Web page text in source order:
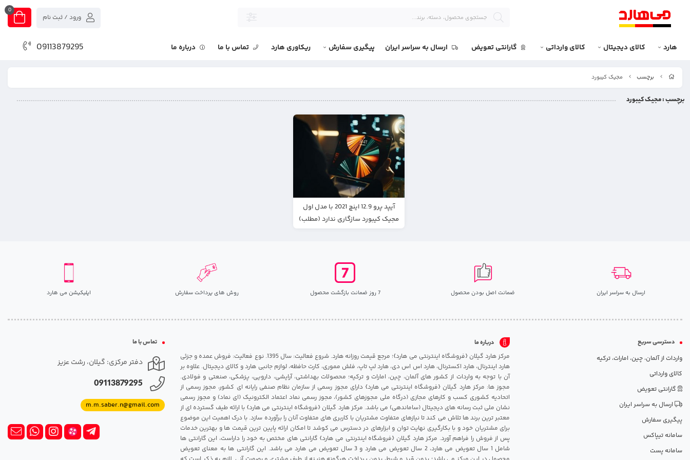
0
ورود / ثبت نام
هارد کالای دیجیتال کالای وارداتی گارانتی تعویض ارسال به سراسر ایران پیگیری سفارش ریکاوری هارد تماس با ما درباره ما 09113879295
برچسب مجیک کیبورد
برچسب: مجیک کیبورد
آیپد پرو 12.9 اینچ 2021 با مدل اول
مجیک کیبورد سازگاری ندارد (مطلب)
ارسال به سراسر ایران ضمانت اصل بودن محصول 7 روز ضمانت بازگشت محصول روش های پرداخت سفارش اپلیکیشن می هارد
دسترسی سریع
واردات از آلمان، چین، امارات، ترکیه
کالای وارداتی
گارانتی تعویض
ارسال به سراسر ایران
پیگیری سفارش
سامانه تیپاکس
سامانه پست
درباره ما
مرکز هارد گیلان {فروشگاه اینترنتی می هارد}؛ مرجع قیمت روزانه هارد. شروع فعالیت: سال 1395. نوع فعالیت: فروش عمده و جزئی
هارد اینترنال، هارد اکسترنال، هارد اس اس دی، هارد لپ تاپ، فلش مموری، کارت حافظه، لوازم جانبی هارد و کالای دیجیتال. علاوه بر
آن با توجه به واردات از کشور های آلمان، چین، امارات و ترکیه؛ محصولات بهداشتی، آرایشی، دارویی، پزشکی، صنعتی و فولادی.
مجوز ها: مرکز هارد گیلان {فروشگاه اینترنتی می هارد} دارای مجوز رسمی از سازمان نظام صنفی رایانه ای کشور، مجوز رسمی از
اتحادیه کشوری کسب و کارهای مجازی (درگاه ملی مجوزهای کشور)، مجوز رسمی نماد اعتماد الکترونیک (ای نماد) و مجوز رسمی
نشان ملی ثبت رسانه های دیجیتال (ساماندهی) می باشد. مرکز هارد گیلان {فروشگاه اینترنتی می هارد} با ارائه طیف گسترده ای از
معتبر ترین برند ها تلاش می کند تا نیازهای متفاوت مشتریان با کاربری های متفاوت آنان را برآورده سازد. با درک اهمیت این موضوع
برای مشتریان خود و با بکارگیری نهایت توان و ابزارهای در دسترس می کوشد تا امکان ارائه پایین ترین قیمت ها و بهترین خدمات
پس از فروش را فراهم آورد. مرکز هارد گیلان {فروشگاه اینترنتی می هارد} گارانتی های مختص به خود را داراست، این گارانتی ها
شامل 1 سال تعویض می هارد، 2 سال تعویض می هارد و 3 سال تعویض می هارد می باشد. این گارانتی ها به معنای تعویض
تماس با ما
دفتر مرکزی: گیلان، رشت عزیز
09113879295
m.m.saber.n@gmail.com